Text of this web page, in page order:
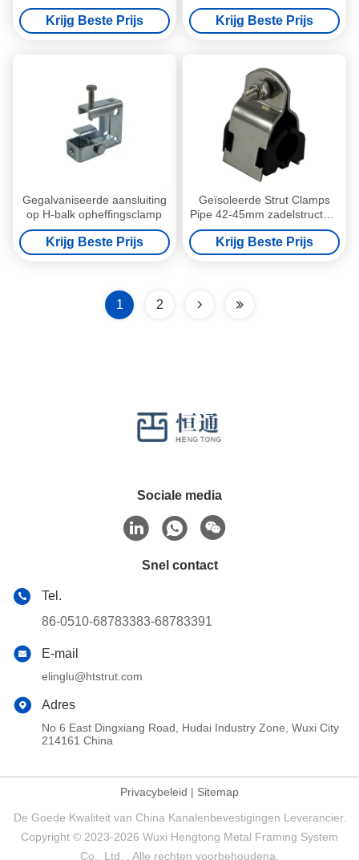
Klemmen
Krijg Beste Prijs
reparatie klem
Krijg Beste Prijs
Gegalvaniseerde aansluiting
op H-balk opheffingsclamp
Krijg Beste Prijs
Geïsoleerde Strut Clamps
Pipe 42-45mm zadelstructuur
1 1/4 " staal
Krijg Beste Prijs
1 2
Sociale media
Snel contact
Tel.
86-0510-68783383-68783391
E-mail
elinglu@htstrut.com
Adres
No 6 East Dingxiang Road, Hudai Industry Zone, Wuxi City
214161 China
Privacybeleid | Sitemap
De Goede Kwaliteit van China Kanalenbevestigingen Leverancier.
Copyright © 2023-2026 Wuxi Hengtong Metal Framing System
Co., Ltd. . Alle rechten voorbehoudena.